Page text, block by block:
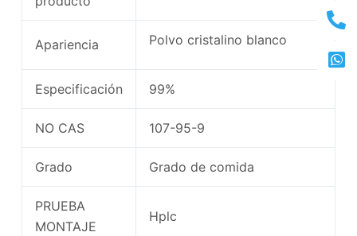
Apariencia Polvo cristalino blanco
Especificación 99%
NO CAS 107-95-9
Grado Grado de comida
PRUEBA
MONTAJE
Hplc